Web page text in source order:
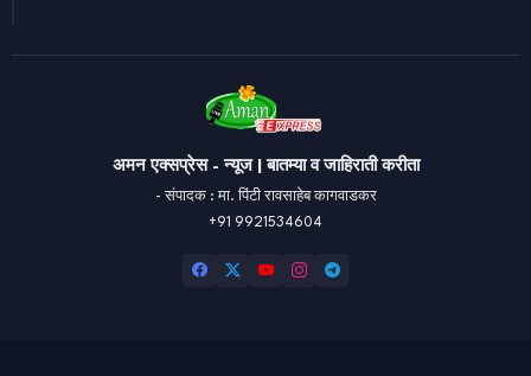
अमन एक्सप्रेस - न्यूज | बातम्या व जाहिराती करीता
- संपादक : मा. पिंटी रावसाहेब कागवाडकर
+91 9921534604